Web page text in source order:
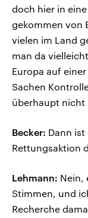
doch hier in
gekommen von
vielen im Land
man da
Europa auf
Sachen
überhaupt nicht
Becker: Dann
Rettungsaktion
Lehmann: Nein,
Stimmen, und
Recherche